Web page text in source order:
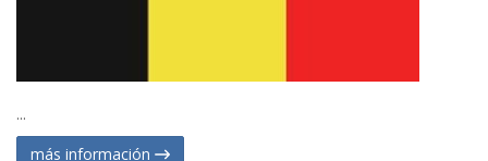
...
más información